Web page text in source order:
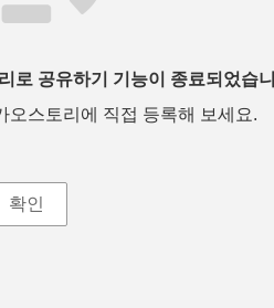
로 공유하기 기능이 종료되었습
오스토리에 직접 등록해 보세요.
확인